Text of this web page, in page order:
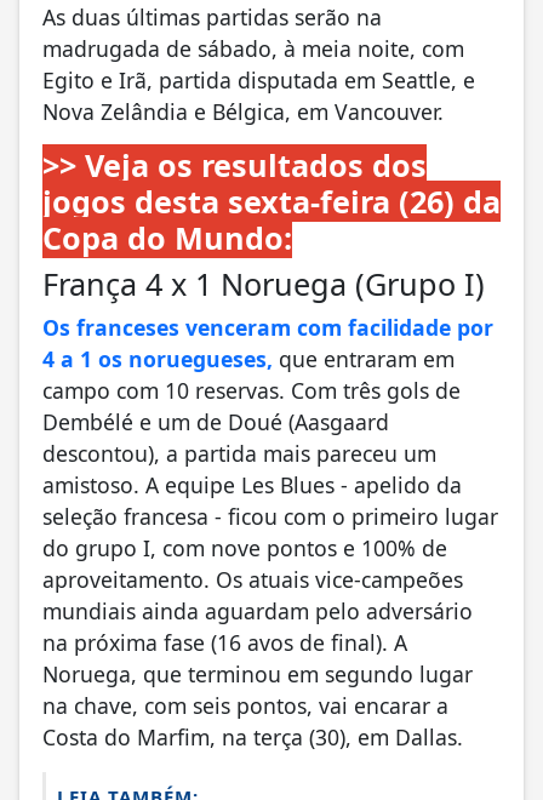
As duas últimas partidas serão na
madrugada de sábado, à meia noite, com
Egito e Irã, partida disputada em Seattle, e
Nova Zelândia e Bélgica, em Vancouver.
>> Veja os resultados dos
jogos desta sexta-feira (26) da
Copa do Mundo:
França 4 x 1 Noruega (Grupo I)
Os franceses venceram com facilidade por
4 a 1 os noruegueses, que entraram em
campo com 10 reservas. Com três gols de
Dembélé e um de Doué (Aasgaard
descontou), a partida mais pareceu um
amistoso. A equipe Les Blues - apelido da
seleção francesa - ficou com o primeiro lugar
do grupo I, com nove pontos e 100% de
aproveitamento. Os atuais vice-campeões
mundiais ainda aguardam pelo adversário
na próxima fase (16 avos de final). A
Noruega, que terminou em segundo lugar
na chave, com seis pontos, vai encarar a
Costa do Marfim, na terça (30), em Dallas.